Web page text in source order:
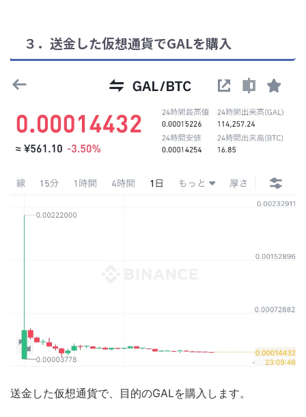
３．送金した仮想通貨でGALを購入
送金した仮想通貨で、目的のGALを購入します。